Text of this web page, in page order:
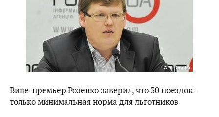
Вице-премьер Розенко заверил, что 30 поездок -
только минимальная норма для льготников